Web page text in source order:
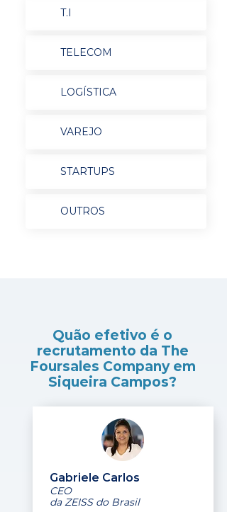
T.I
TELECOM
LOGÍSTICA
VAREJO
STARTUPS
OUTROS
Quão efetivo é o
recrutamento da The
Foursales Company em
Siqueira Campos?
Gabriele Carlos
CEO
da ZEISS do Brasil